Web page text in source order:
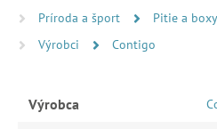
Príroda a šport
Pitie a
Výrobci
Contigo
Výrobca